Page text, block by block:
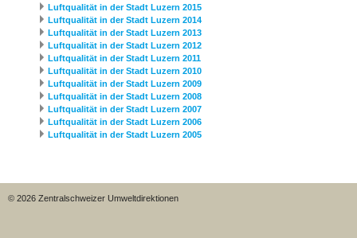
Luftqualität in der Stadt Luzern 2015
Luftqualität in der Stadt Luzern 2014
Luftqualität in der Stadt Luzern 2013
Luftqualität in der Stadt Luzern 2012
Luftqualität in der Stadt Luzern 2011
Luftqualität in der Stadt Luzern 2010
Luftqualität in der Stadt Luzern 2009
Luftqualität in der Stadt Luzern 2008
Luftqualität in der Stadt Luzern 2007
Luftqualität in der Stadt Luzern 2006
Luftqualität in der Stadt Luzern 2005
© 2026 Zentralschweizer Umweltdirektionen